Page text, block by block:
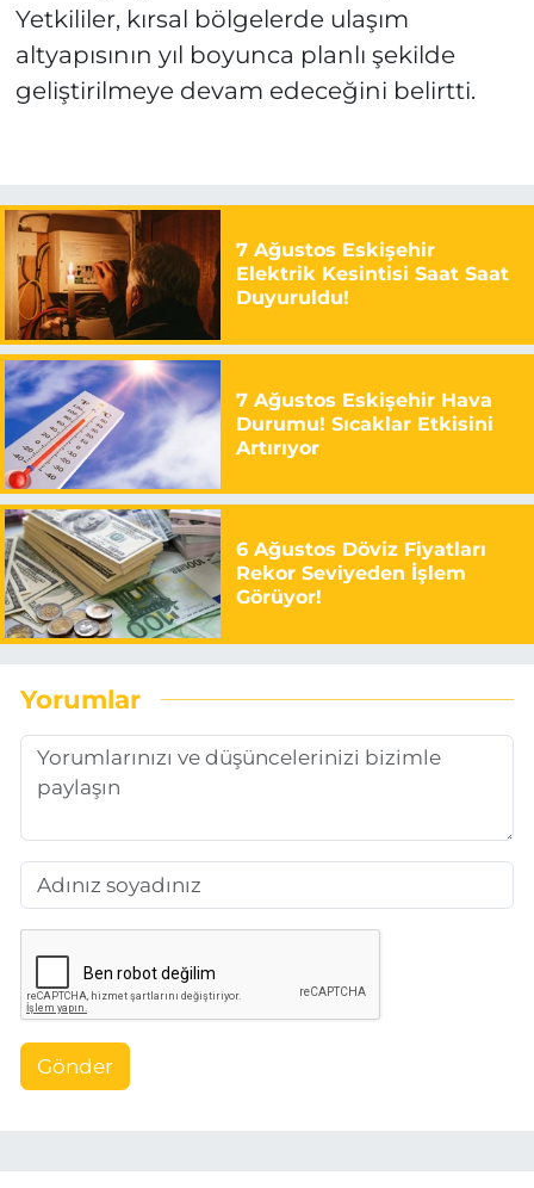
Yetkililer, kırsal bölgelerde ulaşım
altyapısının yıl boyunca planlı şekilde
geliştirilmeye devam edeceğini belirtti.
7 Ağustos Eskişehir
Elektrik Kesintisi Saat Saat
Duyuruldu!
7 Ağustos Eskişehir Hava
Durumu! Sıcaklar Etkisini
Artırıyor
6 Ağustos Döviz Fiyatları
Rekor Seviyeden İşlem
Görüyor!
Yorumlar
Gönder